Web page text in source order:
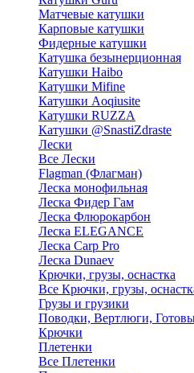
Матчевые катушки
Карповые катушки
Фидерные катушки
Катушка безынерционная
Катушки Haibo
Катушки Mifine
Катушки Aoqiusite
Катушки RUZZA
Катушки @SnastiZdraste
Лески
Все Лески
Flagman (Флагман)
Леска монофильная
Леска Фидер Гам
Леска Флюрокарбон
Леска ELEGANCE
Леска Carp Pro
Леска Dunaev
Крючки, грузы, оснастка
Все Крючки, грузы,
Грузы и грузики
Поводки, Вертлюги,
Крючки
Плетенки
Все Плетенки